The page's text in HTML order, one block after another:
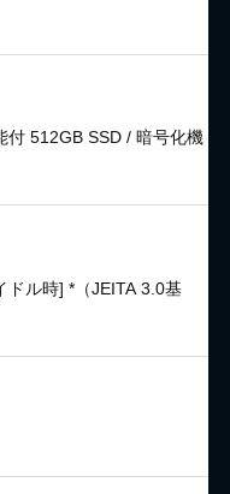
付 512GB SSD / 暗号化機
ドル時] *（JEITA 3.0基